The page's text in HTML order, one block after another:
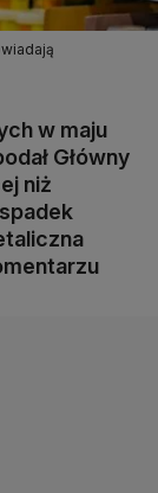
w maju
Główny
niż